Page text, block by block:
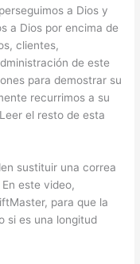
a Dios y
a Dios por encima de
clientes,
de este
para demostrar su
recurrimos a su
el resto de esta
sustituir una correa
este video,
para que la
si es una longitud